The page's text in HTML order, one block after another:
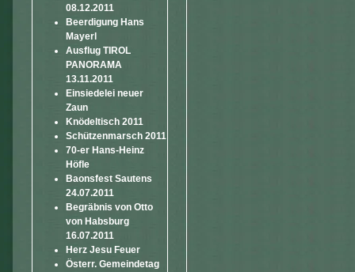
08.12.2011
Beerdigung Hans
Mayerl
Ausflug TIROL
PANORAMA
13.11.2011
Einsiedelei neuer
Zaun
Knödeltisch 2011
Schützenmarsch 2011
70-er Hans-Heinz
Höfle
Baonsfest Sautens
24.07.2011
Begräbnis von Otto
von Habsburg
16.07.2011
Herz Jesu Feuer
Österr. Gemeindetag